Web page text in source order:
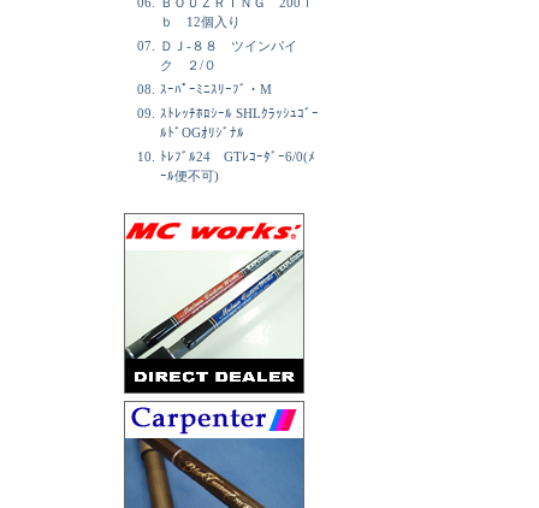
ｂ 12個入り
07.
ＤＪ-８８ ツインパイ
ク ２/０
08.
ｽｰﾊﾟｰﾐﾆｽﾘｰﾌﾞ・M
09.
ｽﾄﾚｯﾁﾎﾛｼｰﾙ SHLｸﾗｯｼｭｺﾞｰ
ﾙﾄﾞOGｵﾘｼﾞﾅﾙ
10.
ﾄﾚﾌﾞﾙ24 GTﾚｺｰﾀﾞｰ6/0(ﾒ
ｰﾙ便不可)